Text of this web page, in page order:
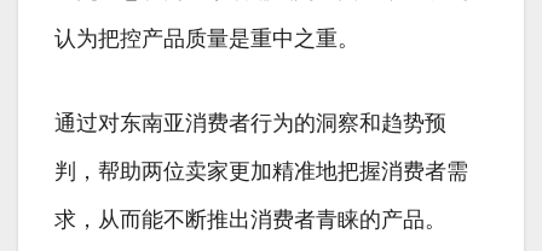
认为把控产品质量是重中之重。
通过对东南亚消费者行为的洞察和趋势预
判，帮助两位卖家更加精准地把握消费者需
求，从而能不断推出消费者青睐的产品。